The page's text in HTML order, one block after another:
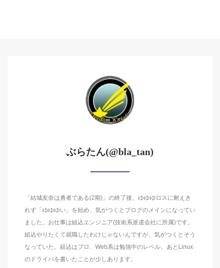
ぶらたん(@bla_tan)
「結城友奈は勇者である(2期)」の終了後、ゆゆゆロスに耐えき
れず「ゆゆゆい」を始め、気がつくとブログのメインになってい
ました。お仕事は組込エンジニア(技術系派遣会社に所属)です。
組込やりたくて就職したわけじゃないんですが、気がつくとそう
なっていた。組込はプロ、Web系は勉強中のレベル。あとLinux
のドライバを書いたことが少しあります。